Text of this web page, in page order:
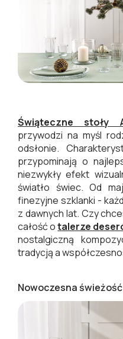
Świąteczne stoły
przywodzi na myśl
odsłonie.
przypominają o
niezwykły efekt
światło świec. Od
finezyjne szklanki -
z dawnych lat. Czy
całość otalerze
nostalgiczną
tradycją a
Nowoczesna świeżość